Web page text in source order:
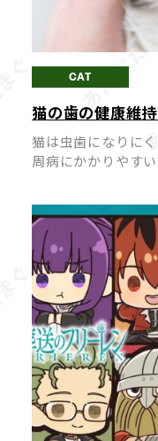
CAT
猫の歯の健康維
猫は虫歯になりに
周病にかかりやす
ケアで、愛猫の歯